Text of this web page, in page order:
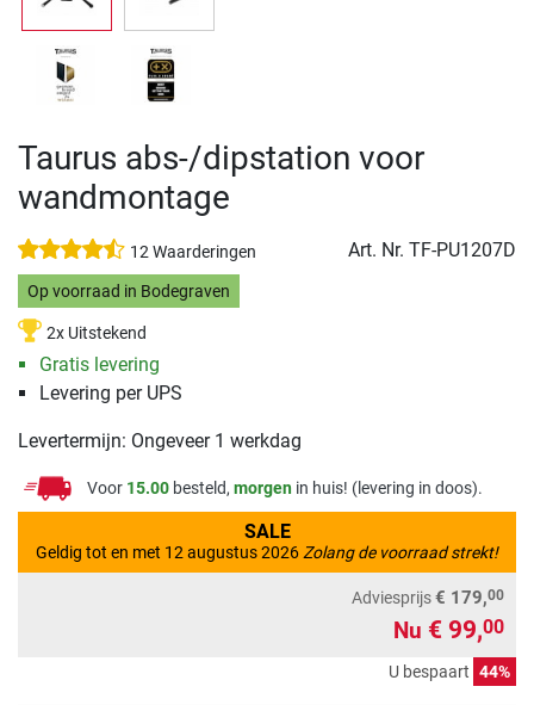
Taurus abs-/dipstation voor
wandmontage
12 Waarderingen Art. Nr. TF-PU1207D
Op voorraad in Bodegraven
2x Uitstekend
Gratis levering
Levering per UPS
Levertermijn: Ongeveer 1 werkdag
Voor 15.00 besteld, morgen in huis! (levering in doos).
SALE
Geldig tot en met 12 augustus 2026Zolang de voorraad strekt!
Adviesprijs€ 179,00
Nu € 99,00
U bespaart 44%